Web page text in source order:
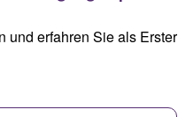
und erfahren Sie als Erster